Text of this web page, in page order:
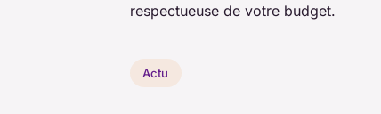
respectueuse de votre budget.
Actu